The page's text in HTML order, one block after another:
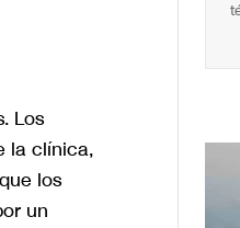
Los
la clínica,
los
un